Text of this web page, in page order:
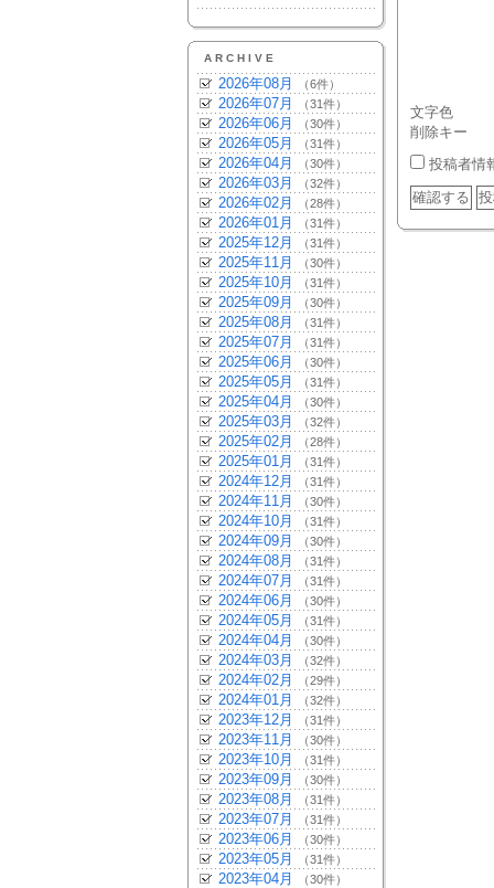
ARCHIVE
2026年08月 （6件）
2026年07月 （31件）
2026年06月 （30件）
2026年05月 （31件）
2026年04月 （30件）
2026年03月 （32件）
2026年02月 （28件）
2026年01月 （31件）
2025年12月 （31件）
2025年11月 （30件）
2025年10月 （31件）
2025年09月 （30件）
2025年08月 （31件）
2025年07月 （31件）
2025年06月 （30件）
2025年05月 （31件）
2025年04月 （30件）
2025年03月 （32件）
2025年02月 （28件）
2025年01月 （31件）
2024年12月 （31件）
2024年11月 （30件）
2024年10月 （31件）
2024年09月 （30件）
2024年08月 （31件）
2024年07月 （31件）
2024年06月 （30件）
2024年05月 （31件）
2024年04月 （30件）
2024年03月 （32件）
2024年02月 （29件）
2024年01月 （32件）
2023年12月 （31件）
2023年11月 （30件）
2023年10月 （31件）
2023年09月 （30件）
2023年08月 （31件）
2023年07月 （31件）
2023年06月 （30件）
2023年05月 （31件）
2023年04月 （30件）
文字色
削除キー
投稿者情